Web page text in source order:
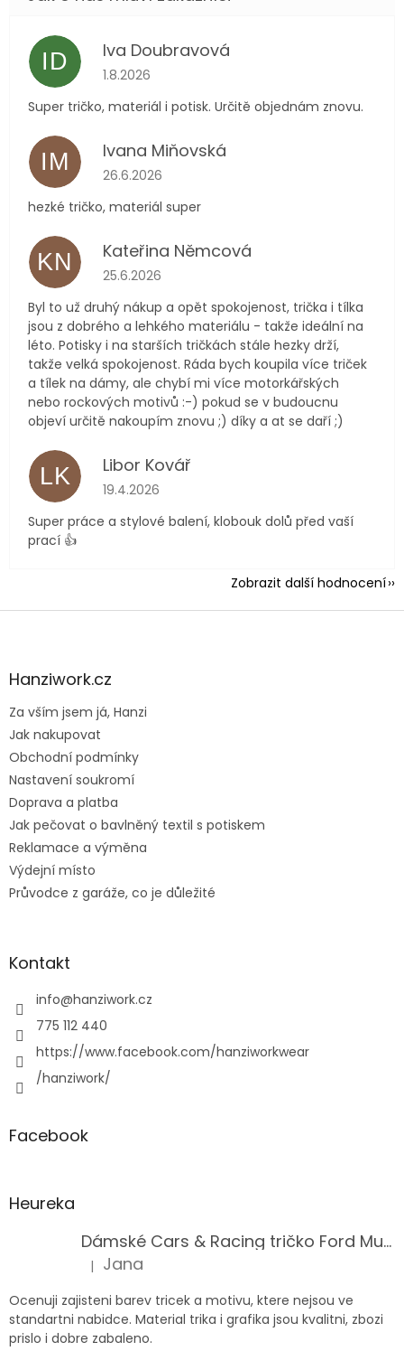
ID Iva Doubravová
Hodnocení obchodu je 5 z 5 hvězdiček.
1.8.2026
Super tričko, materiál i potisk. Určitě objednám znovu.
IM Ivana Miňovská
Hodnocení obchodu je 5 z 5 hvězdiček.
26.6.2026
hezké tričko, materiál super
KN Kateřina Němcová
Hodnocení obchodu je 5 z 5 hvězdiček.
25.6.2026
Byl to už druhý nákup a opět spokojenost, trička i tílka
jsou z dobrého a lehkého materiálu - takže ideální na
léto. Potisky i na starších tričkách stále hezky drží,
takže velká spokojenost. Ráda bych koupila více triček
a tílek na dámy, ale chybí mi více motorkářských
nebo rockových motivů :-) pokud se v budoucnu
objeví určitě nakoupím znovu ;) díky a at se daří ;)
LK Libor Kovář
Hodnocení obchodu je 5 z 5 hvězdiček.
19.4.2026
Super práce a stylové balení, klobouk dolů před vaší
prací 👍
Zobrazit další hodnocení
Z
aHanziwork.cz
Za vším jsem já, Hanzi
Jak nakupovat
Obchodní podmínky
Nastavení soukromí
Doprava a platba
Jak pečovat o bavlněný textil s potiskem
Reklamace a výměna
Výdejní místo
Průvodce z garáže, co je důležité
Kontakt
info@hanziwork.cz
775 112 440
https://www.facebook.com/hanziworkwear
/hanziwork/
Facebook
Heureka
Dámské Cars & Racing tričko Ford Mustang 5. generace
Hodnocení produktu je 5 z 5 hvězdiček.
| Jana
Ocenuji zajisteni barev tricek a motivu, ktere nejsou ve
standartni nabidce. Material trika i grafika jsou kvalitni, zbozi
prislo i dobre zabaleno.